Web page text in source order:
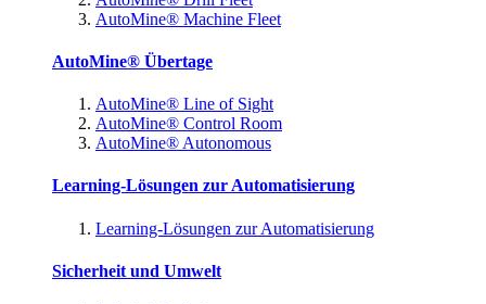
AutoMine® Machine Fleet
AutoMine® Übertage
AutoMine® Line of Sight
AutoMine® Control Room
AutoMine® Autonomous
Learning-Lösungen zur Automatisierung
Learning-Lösungen zur Automatisierung
Sicherheit und Umwelt